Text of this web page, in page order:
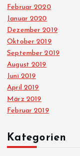
Februar 2020
Januar 2020
Dezember 2019
Oktober 2019
September 2019
August 2019
Juni 2019
April 2019
März 2019
Februar 2019
Kategorien